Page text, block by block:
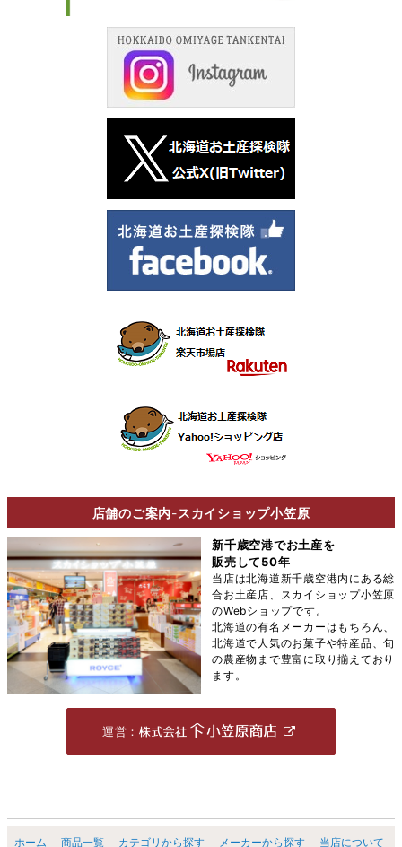
店舗のご案内-スカイショップ小笠原
新千歳空港でお土産を
販売して50年
当店は北海道新千歳空港内にある総
合お土産店、スカイショップ小笠原
のWebショップです。
北海道の有名メーカーはもちろん、
北海道で人気のお菓子や特産品、旬
の農産物まで豊富に取り揃えており
ます。
運営：
ホーム 商品一覧 カテゴリから探す メーカーから探す 当店について